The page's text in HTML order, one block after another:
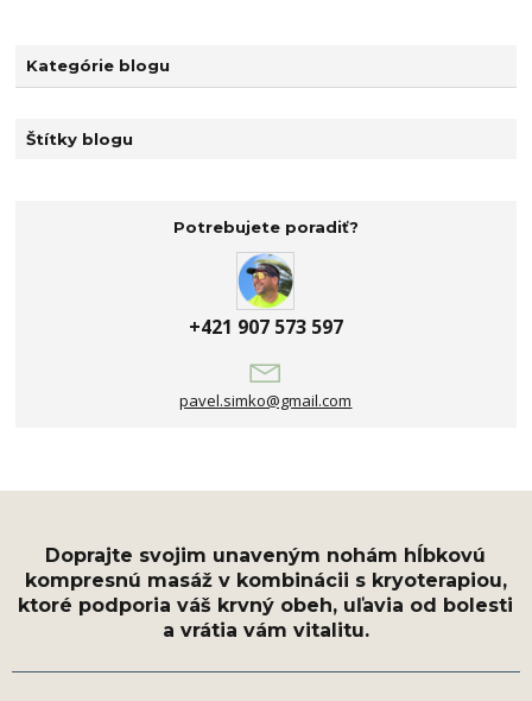
Kategórie blogu
Štítky blogu
Potrebujete poradiť?
+421 907 573 597
pavel.simko@gmail.com